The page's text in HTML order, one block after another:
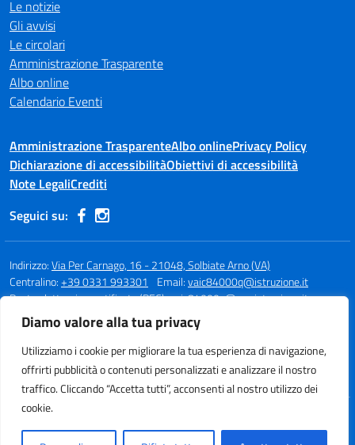
Diamo valore alla tua privacy
Utilizziamo i cookie per migliorare la tua esperienza di navigazione,
offrirti pubblicità o contenuti personalizzati e analizzare il nostro
traffico. Cliccando “Accetta tutti”, acconsenti al nostro utilizzo dei
cookie.
Le notizie
Gli avvisi
Le circolari
Amministrazione Trasparente
Albo online
Calendario Eventi
Amministrazione TrasparenteAlbo onlinePrivacy Policy
Dichiarazione di accessibilitàObiettivi di accessibilità
Note LegaliCrediti
Seguici su:
Indirizzo:Via Per Carnago, 16 - 21048, Solbiate Arno (VA)
Centralino:+39 0331 993301 Email:vaic84000q@istruzione.it
Posta elettronica certificata (PEC):vaic84000q@pec.istruzione.it
Codice fiscale: 80015980123
Codice meccanografico:
VAIC84000Q
Codice unico di fatturazione (CUF): UFBQUC